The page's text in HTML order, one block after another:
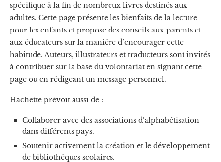
spécifique à la fin de nombreux livres destinés aux
adultes. Cette page présente les bienfaits de la lecture
pour les enfants et propose des conseils aux parents et
aux éducateurs sur la manière d’encourager cette
habitude. Auteurs, illustrateurs et traducteurs sont invités
à contribuer sur la base du volontariat en signant cette
page ou en rédigeant un message personnel.
Hachette prévoit aussi de :
Collaborer avec des associations d’alphabétisation
dans différents pays.
Soutenir activement la création et le développement
de bibliothèques scolaires.